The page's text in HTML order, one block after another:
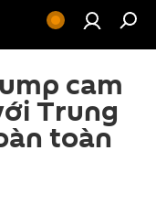
cam
Trung
toàn